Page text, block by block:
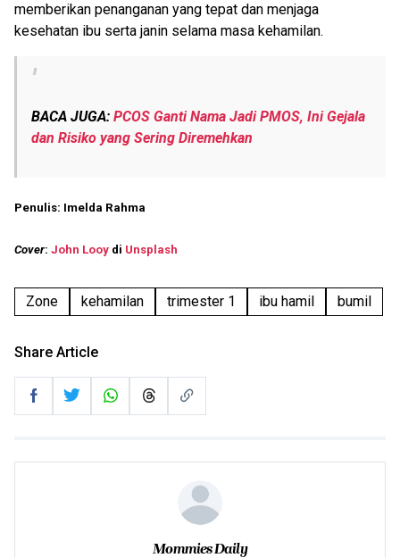
memberikan penanganan yang tepat dan menjaga
kesehatan ibu serta janin selama masa kehamilan.
BACA JUGA: PCOS Ganti Nama Jadi PMOS, Ini Gejala
dan Risiko yang Sering Diremehkan
Penulis: Imelda Rahma
Cover: John Looy di Unsplash
Zone kehamilan trimester 1 ibu hamil bumil
Share Article
Mommies Daily